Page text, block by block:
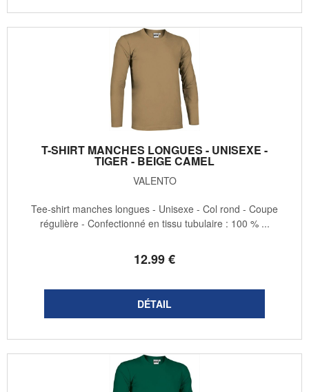
T-SHIRT MANCHES LONGUES - UNISEXE -
TIGER - BEIGE CAMEL
VALENTO
12.99€
Tee-shirt manches longues - Unisexe - Col rond - Coupe
régulière - Confectionné en tissu tubulaire : 100 % ...